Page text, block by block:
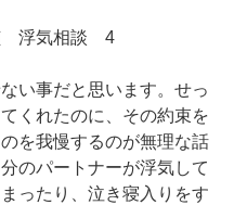
浮気相談 4
い事だと思います。せっ
くれたのに、その約束を
を我慢するのが無理な話
のパートナーが浮気して
ったり、泣き寝入りをす